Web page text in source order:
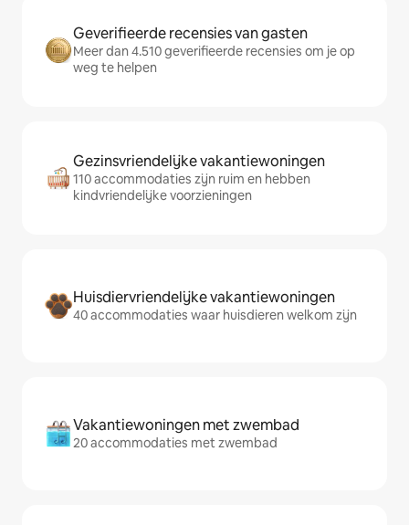
Geverifieerde recensies van gasten
Meer dan 4.510 geverifieerde recensies om je op
weg te helpen
Gezinsvriendelijke vakantiewoningen
110 accommodaties zijn ruim en hebben
kindvriendelijke voorzieningen
Huisdiervriendelijke vakantiewoningen
40 accommodaties waar huisdieren welkom zijn
Vakantiewoningen met zwembad
20 accommodaties met zwembad